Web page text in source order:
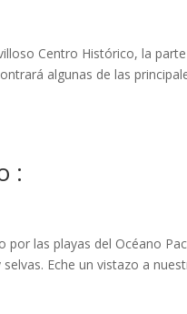
Centro Histórico, la
algunas de las
:
las playas del Océano
Eche un vistazo a